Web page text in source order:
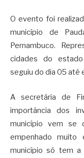
O evento foi
município de
Pernambuco.
cidades do
seguiu do dia 05 até
A secretária de
importância dos
município vem se
empenhado
município só tem a